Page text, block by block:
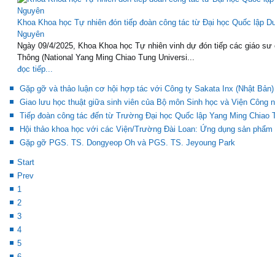
Khoa Khoa học Tự nhiên đón tiếp đoàn công tác từ Đại học Quốc lập
Nguyên
Ngày 09/4/2025, Khoa Khoa học Tự nhiên vinh dự đón tiếp các giáo
Thông (National Yang Ming Chiao Tung Universi...
đọc tiếp...
Gặp gỡ và thảo luận cơ hội hợp tác với Công ty Sakata Inx (Nhật Bản)
Giao lưu học thuật giữa sinh viên của Bộ môn Sinh học và Viện Công
Tiếp đoàn công tác đến từ Trường Đại học Quốc lập Yang Ming Chiao
Hội thảo khoa học với các Viện/Trường Đài Loan: Ứng dụng sản
Gặp gỡ PGS. TS. Dongyeop Oh và PGS. TS. Jeyoung Park
Start
Prev
1
2
3
4
5